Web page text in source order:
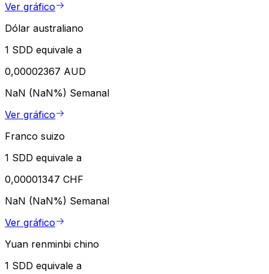
Ver gráfico
Dólar australiano
1 SDD equivale a
0,00002367 AUD
NaN (NaN%) Semanal
Ver gráfico
Franco suizo
1 SDD equivale a
0,00001347 CHF
NaN (NaN%) Semanal
Ver gráfico
Yuan renminbi chino
1 SDD equivale a